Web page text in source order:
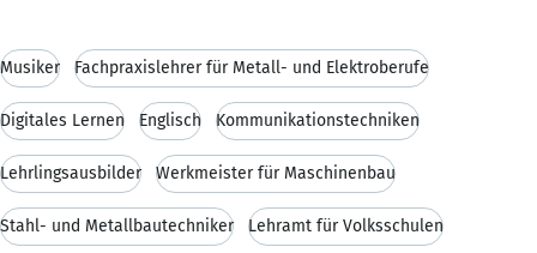
Musiker Fachpraxislehrer für Metall- und Elektroberufe
Digitales Lernen Englisch Kommunikationstechniken
Lehrlingsausbilder Werkmeister für Maschinenbau
Stahl- und Metallbautechniker Lehramt für Volksschulen